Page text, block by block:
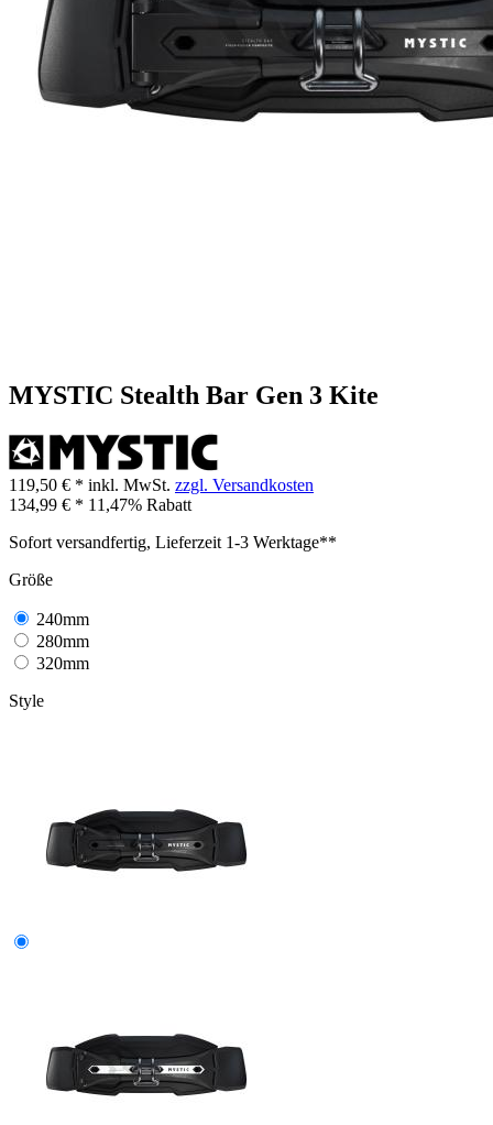
MYSTIC Stealth Bar Gen 3 Kite
119,50 € * inkl. MwSt. zzgl. Versandkosten
134,99 € * 11,47% Rabatt
Sofort versandfertig, Lieferzeit 1-3 Werktage**
Größe
240mm
280mm
320mm
Style